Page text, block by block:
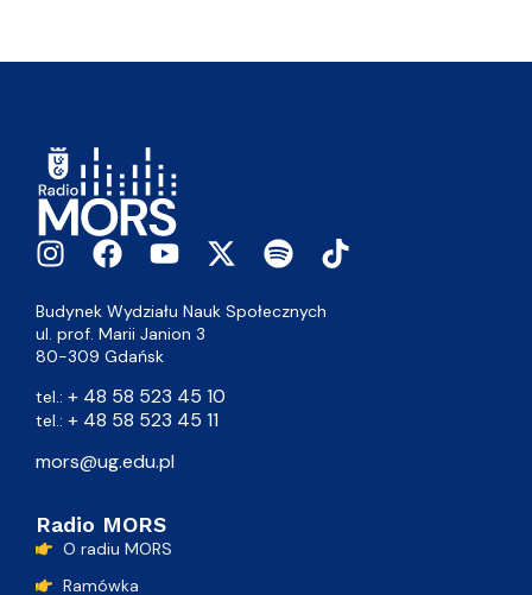
Budynek Wydziału Nauk Społecznych
ul. prof. Marii Janion 3
80-309 Gdańsk
tel.: + 48 58 523 45 10
tel.: + 48 58 523 45 11
mors@ug.edu.pl
Radio MORS
O radiu MORS
Ramówka